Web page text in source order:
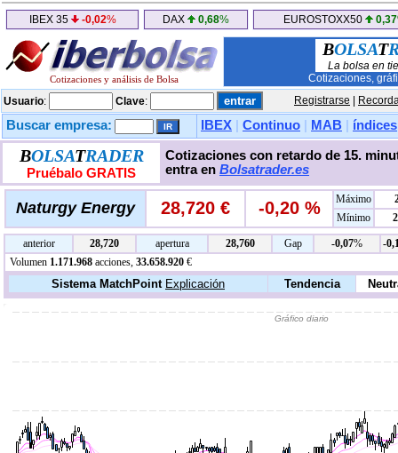
IBEX 35 -0,02% DAX 0,68% EUROSTOXX50 0,37
Cotizaciones y análisis de Bolsa
BOLSAT
La bolsa en
Cotizaciones,
Usuario: Clave: Registrarse
Buscar empresa: IBEX Continuo MAB índices
BOLSATRADER
Pruébalo GRATIS
Cotizaciones con retardo de 15.
entra en Bolsatrader.es
Naturgy Energy 28,720 € -0,20 % Máximo
Mínimo
anterior 28,720 apertura 28,760 Gap -0,07%
-
Volumen 1.171.968 acciones, 33.658.920 €